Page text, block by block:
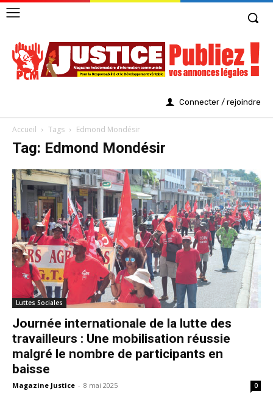
Connecter / rejoindre
Accueil Tags Edmond Mondésir
Tag: Edmond Mondésir
Luttes Sociales
Journée internationale de la lutte des
travailleurs : Une mobilisation réussie
malgré le nombre de participants en
baisse
Magazine Justice - 8 mai 2025 0